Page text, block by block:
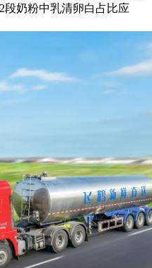
段奶粉中乳清卵白占比应